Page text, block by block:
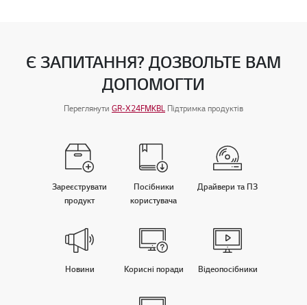
Є ЗАПИТАННЯ? ДОЗВОЛЬТЕ ВАМ
ДОПОМОГТИ
Переглянути GR-X24FMKBL Підтримка продуктів
Зареєструвати
продукт
Посiбники
користувача
Драйвери та ПЗ
Новини Корисні поради Відеопосібники